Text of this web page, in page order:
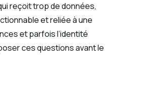
reçoit trop de données,
et reliée à une
et parfois l’identité
ces questions avant le